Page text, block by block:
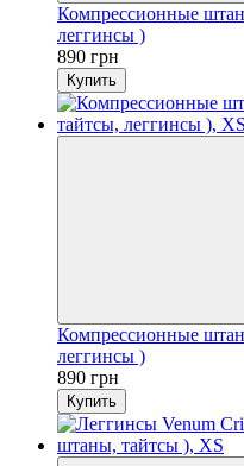
Компрессионные
леггинсы )
890 грн
Купить
Компрессионные
леггинсы )
890 грн
Купить